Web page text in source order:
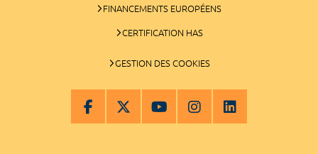
FINANCEMENTS EUROPÉENS
CERTIFICATION HAS
GESTION DES COOKIES